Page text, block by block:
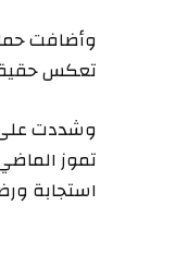
وأضافت
تعكس
وشددت على
تموز
استجابة